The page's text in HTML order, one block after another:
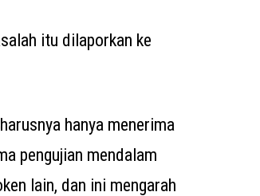
itu dilaporkan ke
hanya menerima
pengujian mendalam
lain, dan ini mengarah